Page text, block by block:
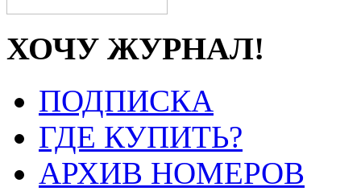
ХОЧУ ЖУРНАЛ!
ПОДПИСКА
ГДЕ КУПИТЬ?
АРХИВ НОМЕРОВ